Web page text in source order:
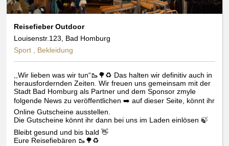
Reisefieber Outdoor
Louisenstr.123, Bad Homburg
Sport , Bekleidung
,,Wir lieben was wir tun“🥾🌳♻️ Das halten wir definitiv auch in
herausfordernden Zeiten. Wir freuen uns gemeinsam mit der
Stadt Bad Homburg als Partner und dem Sponsor zmyle
folgende News zu veröffentlichen ➡️ auf dieser Seite, könnt ihr
Online Gutscheine ausstellen.
Die Gutscheine könnt ihr dann bei uns im Laden einlösen 🍃
Bleibt gesund und bis bald 👋
Eure Reisefiebären 🥾🌳♻️